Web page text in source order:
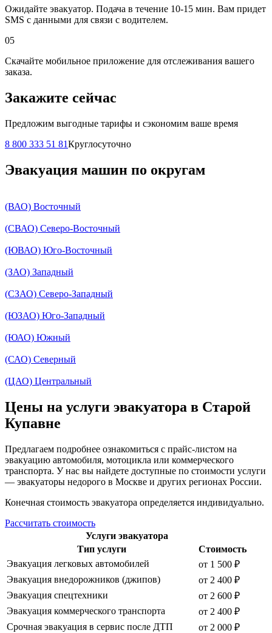
Ожидайте эвакуатор. Подача в течение 10-15 мин. Вам придет
SMS с данными для связи с водителем.
05
Скачайте мобильное приложение для отслеживания вашего
заказа.
Закажите сейчас
Предложим выгодные тарифы и сэкономим ваше время
8 800 333 51 81Круглосуточно
Эвакуация машин по округам
(ВАО) Восточный
(СВАО) Северо-Восточный
(ЮВАО) Юго-Восточный
(ЗАО) Западный
(СЗАО) Северо-Западный
(ЮЗАО) Юго-Западный
(ЮАО) Южный
(САО) Северный
(ЦАО) Центральный
Цены на услуги эвакуатора в Старой
Купавне
Предлагаем подробнее ознакомиться с прайс-листом на
эвакуацию автомобиля, мотоцикла или коммерческого
транспорта. У нас вы найдете доступные по стоимости услуги
— эвакуаторы недорого в Москве и других регионах России.
Конечная стоимость эвакуатора определяется индивидуально.
Рассчитать стоимость
Услуги эвакуатора
Тип услуги
Стоимость
Эвакуация легковых автомобилей
от 1 500 ₽
Эвакуация внедорожников (джипов)
от 2 400 ₽
Эвакуация спецтехники
от 2 600 ₽
Эвакуация коммерческого транспорта
от 2 400 ₽
Срочная эвакуация в сервис после ДТП
от 2 000 ₽